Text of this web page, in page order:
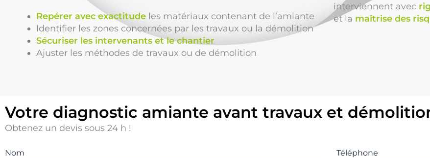
Repérer avec exactitude les matériaux contenant de l’amiante
Identifier les zones concernées par les travaux ou la démolition
Sécuriser les intervenants et le chantier
Ajuster les méthodes de travaux ou de démolition
interviennent avec
et la maîtrise des
Votre diagnostic amiante avant travaux et
Obtenez un devis sous 24 h !
Nom Téléphone